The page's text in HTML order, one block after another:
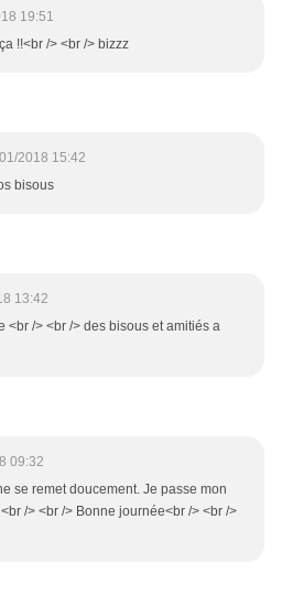
19:51
!!<br /> <br /> bizzz
2018 15:42
bisous
13:42
<br /> <br /> des bisous et amitiés a
09:32
se remet doucement. Je passe mon
/> <br /> Bonne journée<br /> <br />